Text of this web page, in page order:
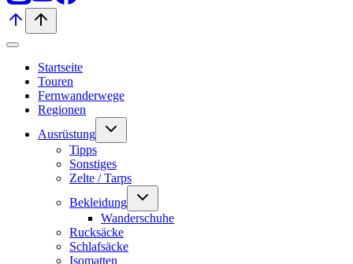
Startseite
Touren
Fernwanderwege
Regionen
Ausrüstung
Untermenü
umschalten
Tipps
Sonstiges
Zelte / Tarps
Bekleidung
Untermenü
umschalten
Wanderschuhe
Rucksäcke
Schlafsäcke
Isomatten